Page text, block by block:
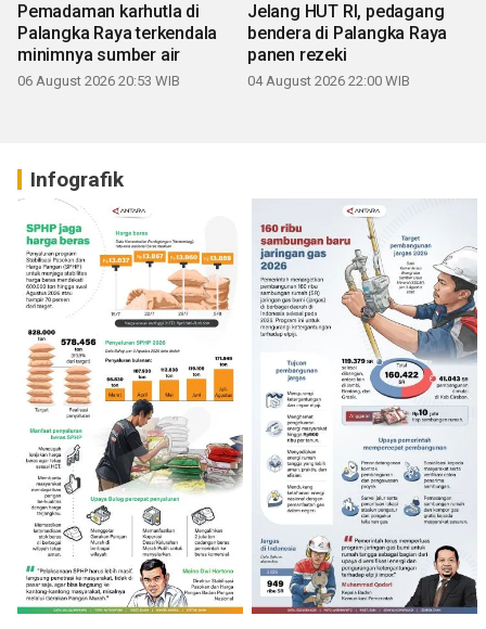
Pemadaman karhutla di
Palangka Raya terkendala
minimnya sumber air
06 August 2026 20:53 WIB
Jelang HUT RI, pedagang
bendera di Palangka Raya
panen rezeki
04 August 2026 22:00 WIB
Infografik